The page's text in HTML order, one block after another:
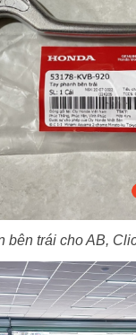
bên trái cho AB,